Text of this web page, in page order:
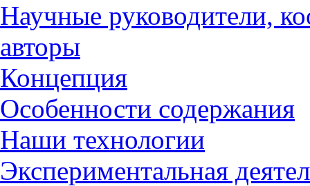
Научные руководители,
авторы
Концепция
Особенности содержания
Наши технологии
Экспериментальная